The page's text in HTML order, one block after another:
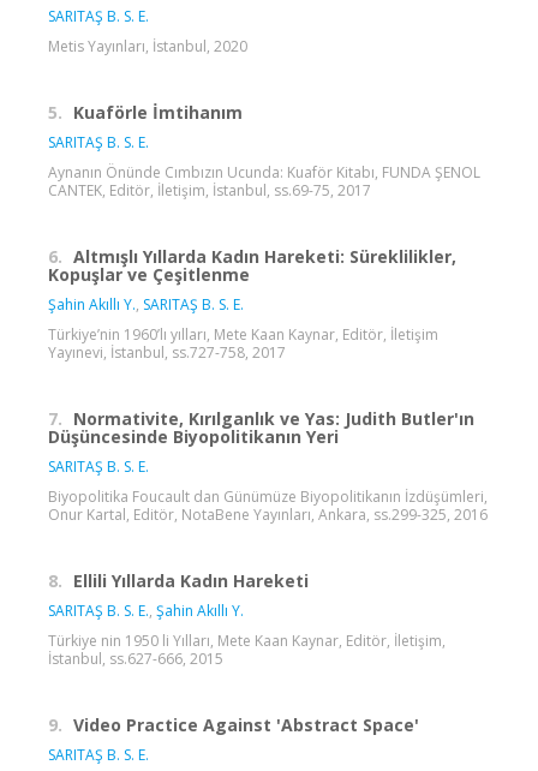
SARITAŞ B. S. E.
Metis Yayınları, İstanbul, 2020
5. Kuaförle İmtihanım
SARITAŞ B. S. E.
Aynanın Önünde Cımbızın Ucunda: Kuaför Kitabı, FUNDA ŞENOL
CANTEK, Editör, İletişim, İstanbul, ss.69-75, 2017
6. Altmışlı Yıllarda Kadın Hareketi: Süreklilikler,
Kopuşlar ve Çeşitlenme
Şahin Akıllı Y., SARITAŞ B. S. E.
Türkiye’nin 1960’lı yılları, Mete Kaan Kaynar, Editör, İletişim
Yayınevi, İstanbul, ss.727-758, 2017
7. Normativite, Kırılganlık ve Yas: Judith Butler'ın
Düşüncesinde Biyopolitikanın Yeri
SARITAŞ B. S. E.
Biyopolitika Foucault dan Günümüze Biyopolitikanın İzdüşümleri,
Onur Kartal, Editör, NotaBene Yayınları, Ankara, ss.299-325, 2016
8. Ellili Yıllarda Kadın Hareketi
SARITAŞ B. S. E., Şahin Akıllı Y.
Türkiye nin 1950 li Yılları, Mete Kaan Kaynar, Editör, İletişim,
İstanbul, ss.627-666, 2015
9. Video Practice Against 'Abstract Space'
SARITAŞ B. S. E.